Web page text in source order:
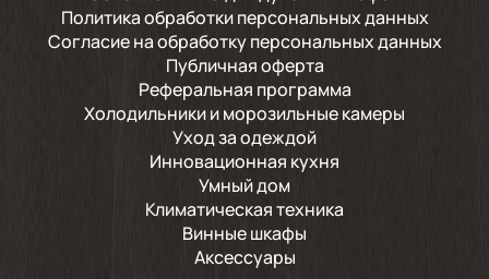
Политика обработки персональных данных
Согласие на обработку персональных данных
Публичная оферта
Реферальная программа
Холодильники и морозильные камеры
Уход за одеждой
Инновационная кухня
Умный дом
Климатическая техника
Винные шкафы
Аксессуары